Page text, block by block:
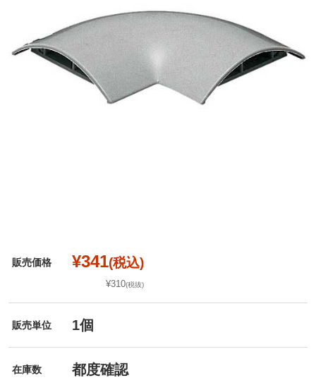
販売価格 ¥341(税込)
¥310(税抜)
販売単位 1個
在庫数 都度確認